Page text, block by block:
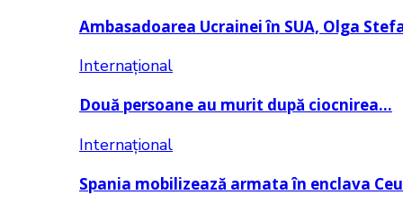
Ambasadoarea Ucrainei în SUA, Olga
Internațional
Două persoane au murit după ciocnirea…
Internațional
Spania mobilizează armata în enclava